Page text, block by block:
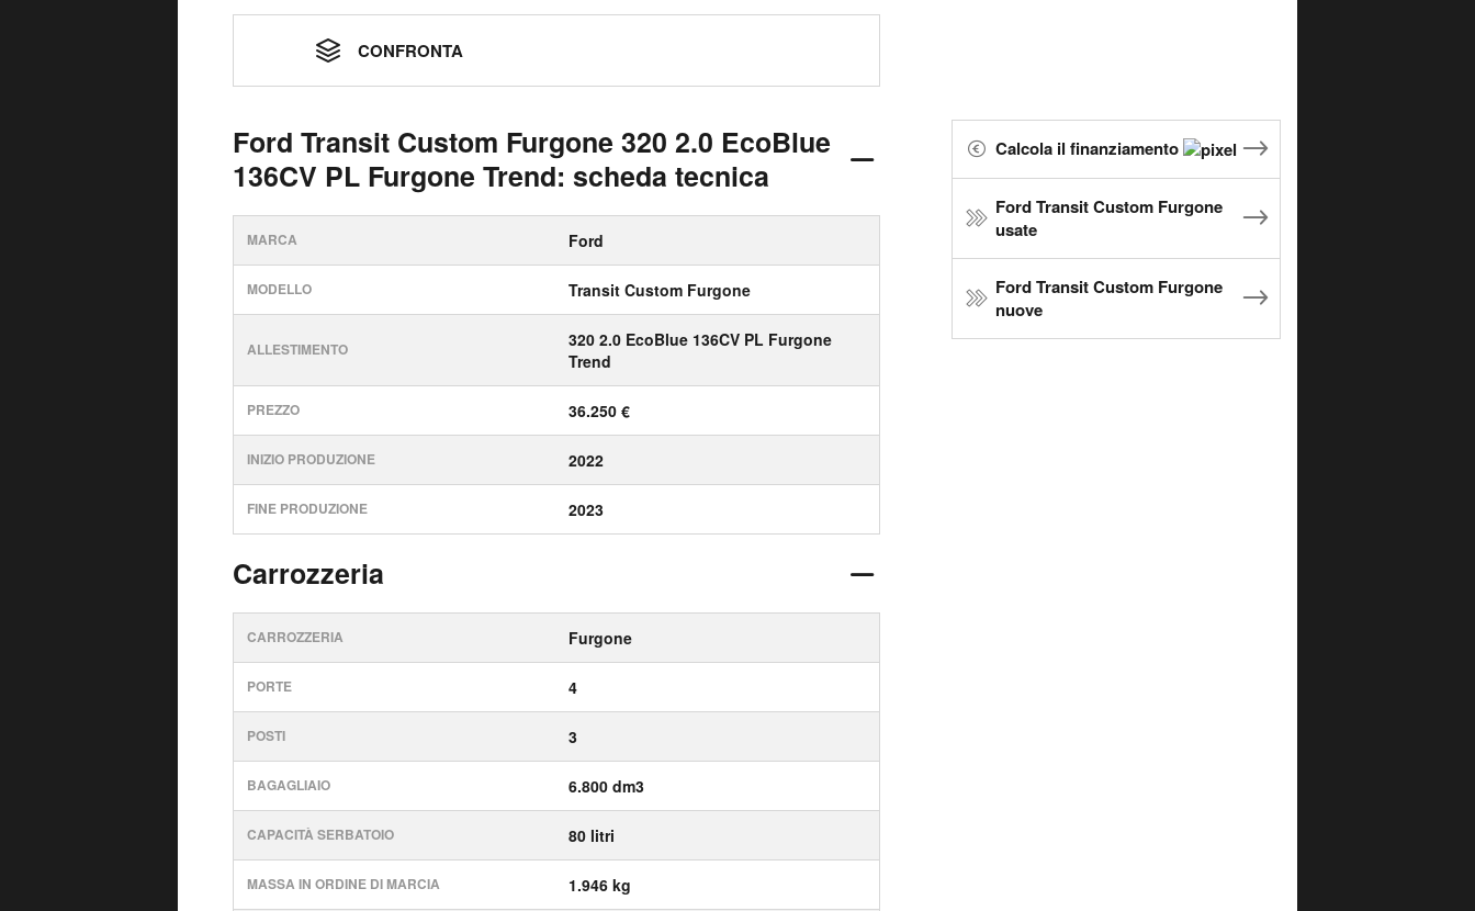
CONFRONTA
Ford Transit Custom Furgone 320 2.0 EcoBlue
136CV PL Furgone Trend: scheda tecnica
MARCA Ford
MODELLO Transit Custom Furgone
ALLESTIMENTO
320 2.0 EcoBlue 136CV PL Furgone
Trend
PREZZO 36.250 €
INIZIO PRODUZIONE 2022
FINE PRODUZIONE 2023
Carrozzeria
CARROZZERIA Furgone
PORTE 4
POSTI 3
BAGAGLIAIO 6.800 dm3
CAPACITÀ SERBATOIO 80 litri
MASSA IN ORDINE DI MARCIA 1.946 kg
Calcola il finanziamento
Ford Transit Custom Furgone
usate
Ford Transit Custom Furgone
nuove